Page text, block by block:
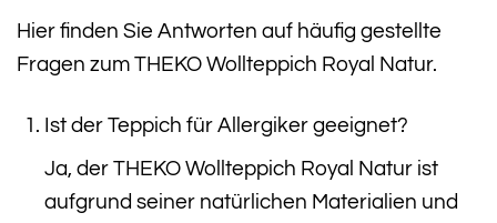
Hier finden Sie Antworten auf häufig gestellte
Fragen zum THEKO Wollteppich Royal Natur.
Ist der Teppich für Allergiker geeignet?
Ja, der THEKO Wollteppich Royal Natur ist
aufgrund seiner natürlichen Materialien und